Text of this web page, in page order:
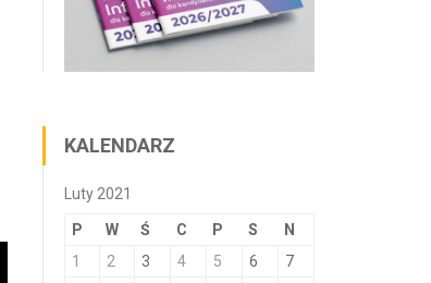
KALENDARZ
Luty 2021
P W Ś C P S N
1 2 3 4 5 6
7